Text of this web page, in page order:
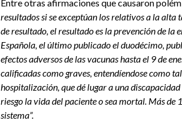
Entre otras afirmaciones que causaron
resultados si se exceptúan los relativos a la
de resultado, el resultado es la prevención de
Española, el último publicado el duodécimo,
efectos adversos de las vacunas hasta el 9 de
calificadas como graves, entendíendose como
hospitalización, que dé lugar a una
riesgo la vida del paciente o sea mortal. Más de
sistema”.